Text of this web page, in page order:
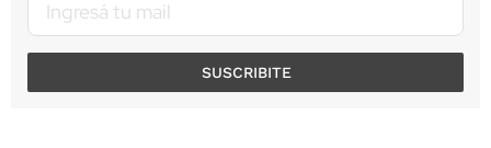
SUSCRIBITE